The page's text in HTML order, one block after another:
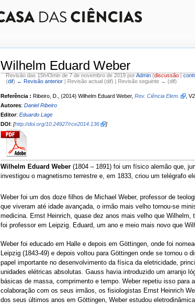
Wilhelm Eduard Weber
Revisão das 15h43min de 7 de novembro de 2019 porAdmin (discussão|
(dif) ← Revisão anterior| Revisão actual (dif) | Revisão seguinte → (dif)
Referência : Ribeiro, D., (2014) Wilhelm Eduard Weber, Rev. Ciência Elem.
,
Autores: Daniel Ribeiro
Editor: Eduardo Lage
DOI: [http://doi.org/10.24927/rce2014.136 ]
Wilhelm Eduard Weber (1804 – 1891) foi um físico alemão que,
investigou o magnetismo terrestre e, em 1833, criou um telégrafo
Weber foi um dos doze filhos de Michael Weber, professor de
que viveram até idade avançada, o irmão mais velho tornou-se
medicina. Ernst Heinrich, quase dez anos mais velho que
foi professor em Leipzig. Eduard, um ano e meio mais novo que
Weber foi educado em Halle e depois em Göttingen, onde foi
Leipzig (1843-49) e depois voltou para Göttingen onde se tornou o
papel importante no desenvolvimento da física da eletricidade,
unidades elétricas absolutas. Gauss havia introduzido um arranjo
básicas de massa, comprimento e tempo. Weber repetiu isso para
colaboração com os seus irmãos, os fisiologistas Ernst Heinrich
dos seus últimos anos em Göttingen, Weber estudou